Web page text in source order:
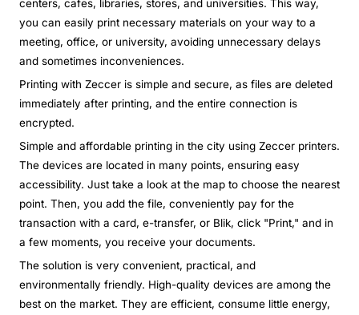
centers, cafes, libraries, stores, and universities. This way,
you can easily print necessary materials on your way to a
meeting, office, or university, avoiding unnecessary delays
and sometimes inconveniences.
Printing with Zeccer is simple and secure, as files are deleted
immediately after printing, and the entire connection is
encrypted.
Simple and affordable printing in the city using Zeccer printers.
The devices are located in many points, ensuring easy
accessibility. Just take a look at the map to choose the nearest
point. Then, you add the file, conveniently pay for the
transaction with a card, e-transfer, or Blik, click "Print," and in
a few moments, you receive your documents.
The solution is very convenient, practical, and
environmentally friendly. High-quality devices are among the
best on the market. They are efficient, consume little energy,